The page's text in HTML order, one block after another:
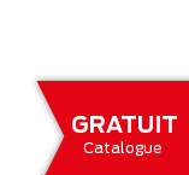
GRATUIT
Catalogue